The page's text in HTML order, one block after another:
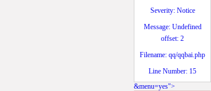
Severity: Notice
Message: Undefined
offset: 2
Filename: qq/qqbai.php
Line Number: 15
&menu=yes">